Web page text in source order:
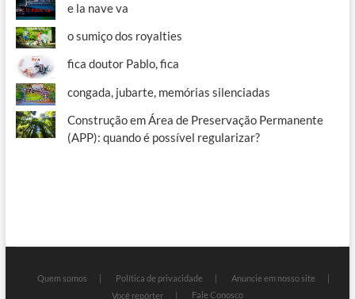
e la nave va
o sumiço dos royalties
fica doutor Pablo, fica
congada, jubarte, memórias silenciadas
Construção em Área de Preservação Permanente
(APP): quando é possível regularizar?
Quem somos Política de privacidade
Anuncie em nosso site
Você repórter
Fale Conosco